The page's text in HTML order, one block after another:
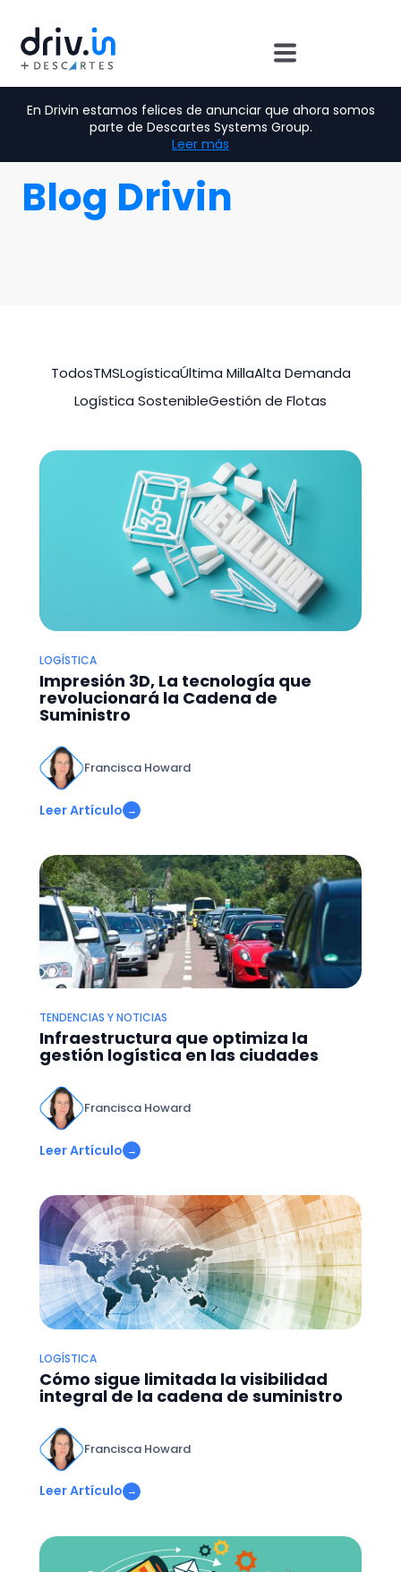
En Drivin estamos felices de anunciar que ahora somos
parte de Descartes Systems Group.
Leer más
Blog Drivin
TodosTMSLogísticaÚltima MillaAlta Demanda
Logística SostenibleGestión de Flotas
LOGÍSTICA
Impresión 3D, La tecnología que
revolucionará la Cadena de
Suministro
Francisca Howard
Leer Artículo →
TENDENCIAS Y NOTICIAS
Infraestructura que optimiza la
gestión logística en las ciudades
Francisca Howard
Leer Artículo →
LOGÍSTICA
Cómo sigue limitada la visibilidad
integral de la cadena de suministro
Francisca Howard
Leer Artículo →